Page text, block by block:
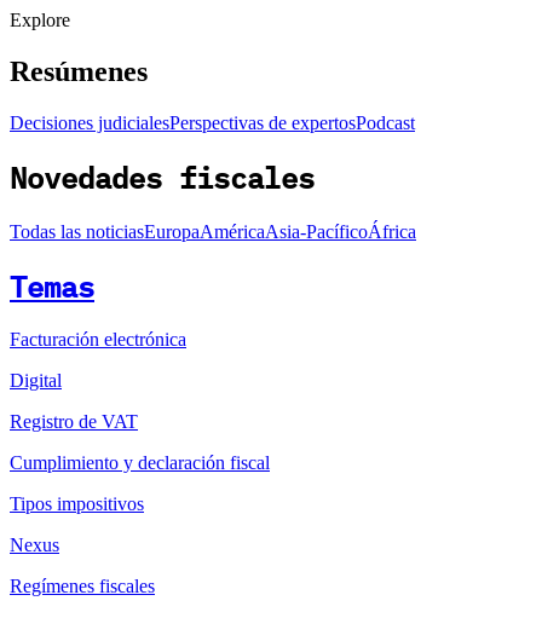
Explore
Resúmenes
Decisiones judicialesPerspectivas de expertosPodcast
Novedades fiscales
Todas las noticiasEuropaAméricaAsia-PacíficoÁfrica
Temas
Facturación electrónica
Digital
Registro de VAT
Cumplimiento y declaración fiscal
Tipos impositivos
Nexus
Regímenes fiscales